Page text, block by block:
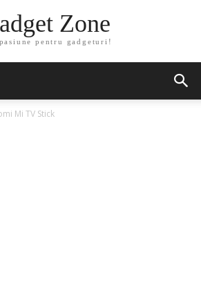
Zone
pentru gadgeturi!
Mi TV Stick